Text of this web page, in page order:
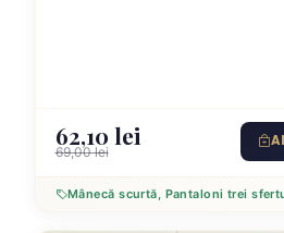
62,10 lei
69,00 lei
Mânecă scurtă, Pantaloni trei